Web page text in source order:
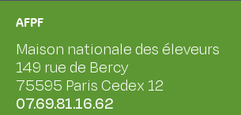
AFPF
Maison nationale des éleveurs
149 rue de Bercy
75595 Paris Cedex 12
07.69.81.16.62